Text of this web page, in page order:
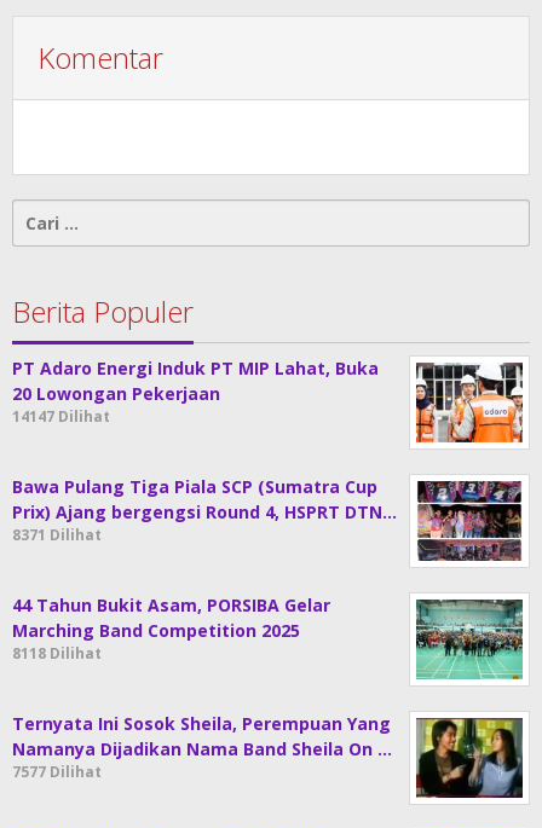
Komentar
untuk:
Berita Populer
PT Adaro Energi Induk PT MIP Lahat, Buka
20 Lowongan Pekerjaan
14147 Dilihat
Bawa Pulang Tiga Piala SCP (Sumatra Cup
Prix) Ajang bergengsi Round 4, HSPRT DTN…
8371 Dilihat
44 Tahun Bukit Asam, PORSIBA Gelar
Marching Band Competition 2025
8118 Dilihat
Ternyata Ini Sosok Sheila, Perempuan Yang
Namanya Dijadikan Nama Band Sheila On …
7577 Dilihat